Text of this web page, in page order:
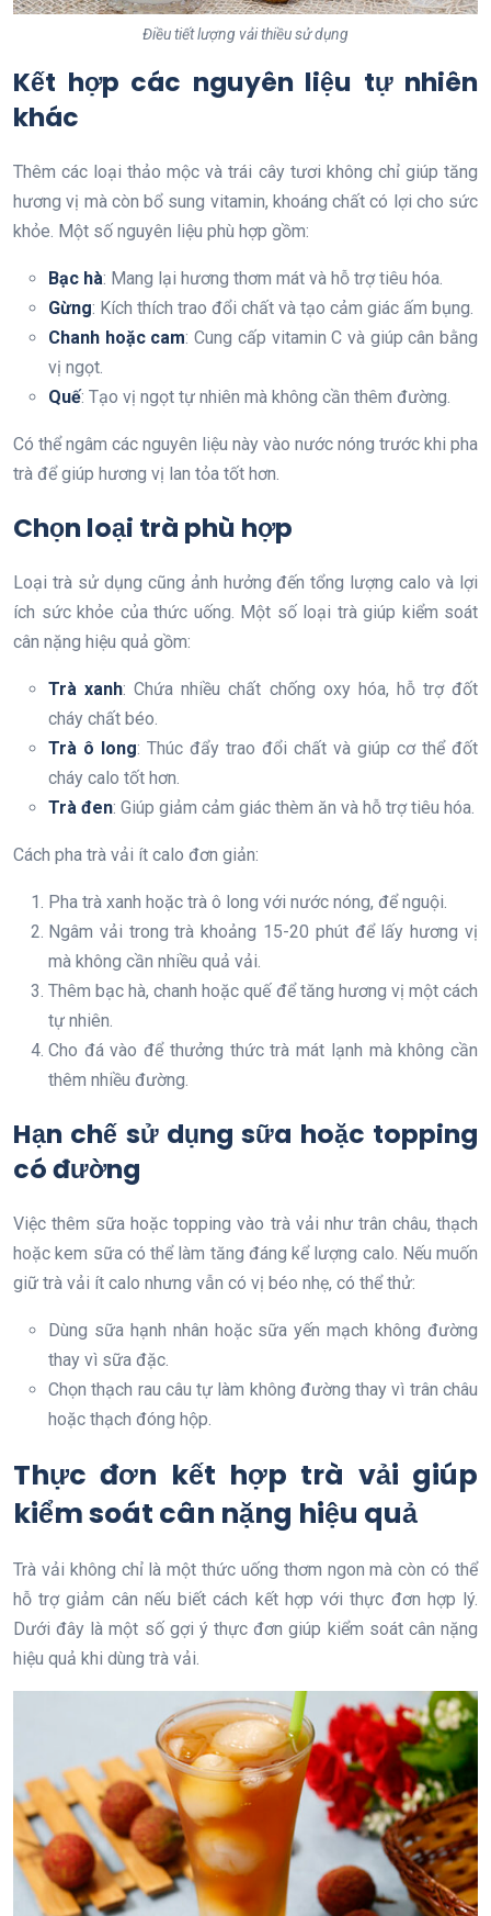
Điều tiết lượng vải thiều sử dụng
Kết hợp các nguyên liệu tự nhiên
khác
Thêm các loại thảo mộc và trái cây tươi không chỉ giúp tăng
hương vị mà còn bổ sung vitamin, khoáng chất có lợi cho sức
khỏe. Một số nguyên liệu phù hợp gồm:
Bạc hà: Mang lại hương thơm mát và hỗ trợ tiêu hóa.
Gừng: Kích thích trao đổi chất và tạo cảm giác ấm bụng.
Chanh hoặc cam: Cung cấp vitamin C và giúp cân bằng
vị ngọt.
Quế: Tạo vị ngọt tự nhiên mà không cần thêm đường.
Có thể ngâm các nguyên liệu này vào nước nóng trước khi pha
trà để giúp hương vị lan tỏa tốt hơn.
Chọn loại trà phù hợp
Loại trà sử dụng cũng ảnh hưởng đến tổng lượng calo và lợi
ích sức khỏe của thức uống. Một số loại trà giúp kiểm soát
cân nặng hiệu quả gồm:
Trà xanh: Chứa nhiều chất chống oxy hóa, hỗ trợ đốt
cháy chất béo.
Trà ô long: Thúc đẩy trao đổi chất và giúp cơ thể đốt
cháy calo tốt hơn.
Trà đen: Giúp giảm cảm giác thèm ăn và hỗ trợ tiêu hóa.
Cách pha trà vải ít calo đơn giản:
Pha trà xanh hoặc trà ô long với nước nóng, để nguội.
Ngâm vải trong trà khoảng 15-20 phút để lấy hương vị
mà không cần nhiều quả vải.
Thêm bạc hà, chanh hoặc quế để tăng hương vị một cách
tự nhiên.
Cho đá vào để thưởng thức trà mát lạnh mà không cần
thêm nhiều đường.
Hạn chế sử dụng sữa hoặc topping
có đường
Việc thêm sữa hoặc topping vào trà vải như trân châu, thạch
hoặc kem sữa có thể làm tăng đáng kể lượng calo. Nếu muốn
giữ trà vải ít calo nhưng vẫn có vị béo nhẹ, có thể thử:
Dùng sữa hạnh nhân hoặc sữa yến mạch không đường
thay vì sữa đặc.
Chọn thạch rau câu tự làm không đường thay vì trân châu
hoặc thạch đóng hộp.
Thực đơn kết hợp trà vải giúp
kiểm soát cân nặng hiệu quả
Trà vải không chỉ là một thức uống thơm ngon mà còn có thể
hỗ trợ giảm cân nếu biết cách kết hợp với thực đơn hợp lý.
Dưới đây là một số gợi ý thực đơn giúp kiểm soát cân nặng
hiệu quả khi dùng trà vải.